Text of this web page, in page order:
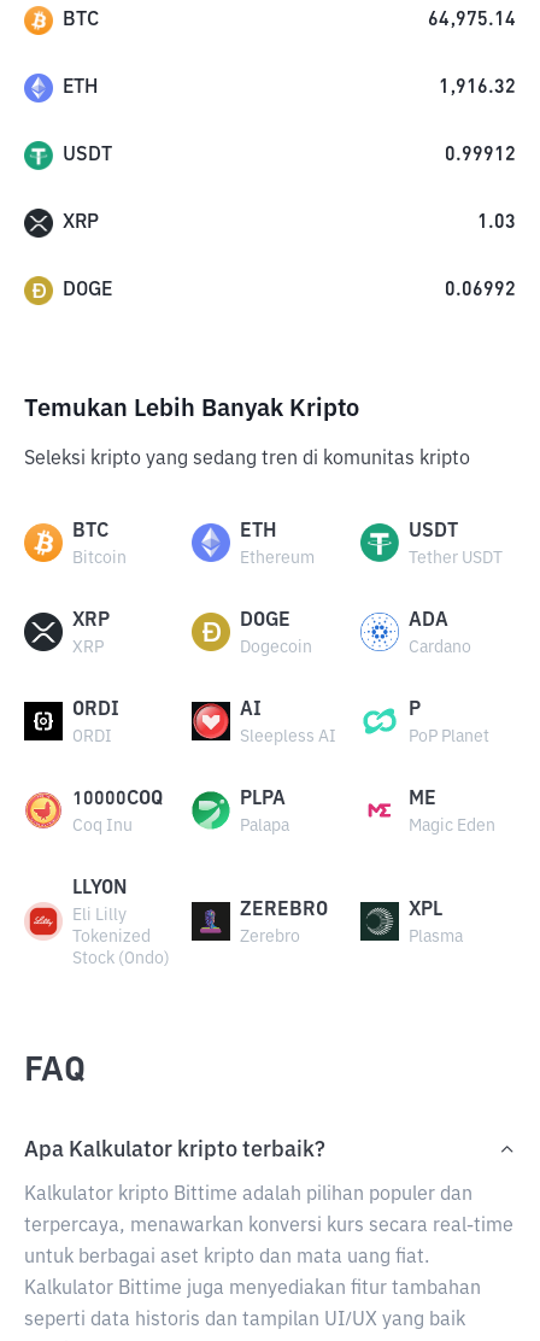
BTC 64,975.14
ETH 1,916.32
USDT 0.99912
XRP 1.03
DOGE 0.06992
Temukan Lebih Banyak Kripto
Seleksi kripto yang sedang tren di komunitas kripto
BTC
Bitcoin
ETH
Ethereum
USDT
Tether USDT
XRP
XRP
DOGE
Dogecoin
ADA
Cardano
ORDI
ORDI
AI
Sleepless AI
P
PoP Planet
10000COQ
Coq Inu
PLPA
Palapa
ME
Magic Eden
LLYON
Eli Lilly
Tokenized
Stock (Ondo)
ZEREBRO
Zerebro
XPL
Plasma
FAQ
Apa Kalkulator kripto terbaik?
Kalkulator kripto Bittime adalah pilihan populer dan
terpercaya, menawarkan konversi kurs secara real-time
untuk berbagai aset kripto dan mata uang fiat.
Kalkulator Bittime juga menyediakan fitur tambahan
seperti data historis dan tampilan UI/UX yang baik